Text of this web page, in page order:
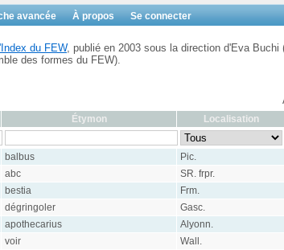
avancée À propos Se connecter
l'Index du FEW, publié en 2003 sous la direction d'Eva
des formes du FEW).
Étymon Localisation
balbus Pic.
abc SR. frpr.
bestia Frm.
dégringoler Gasc.
apothecarius Alyonn.
voir Wall.